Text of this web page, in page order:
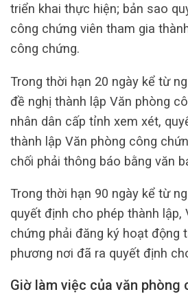
triển khai thực hiện; bản sao
công chứng viên tham gia
công chứng.
Trong thời hạn 20 ngày kể từ
đề nghị thành lập Văn phòng
nhân dân cấp tỉnh xem xét,
thành lập Văn phòng công
chối phải thông báo bằng văn
Trong thời hạn 90 ngày kể từ
quyết định cho phép thành lập,
chứng phải đăng ký hoạt động
phương nơi đã ra quyết định
Giờ làm việc của văn phòng